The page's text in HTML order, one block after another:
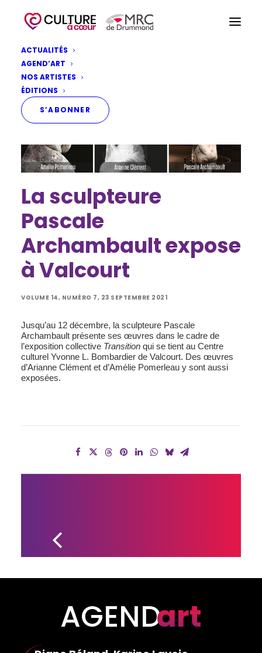
ACTUALITÉS
AGEND’ART
NOS ARTISTES
ÉDITIONS
S’ABONNER
La sculpteure
Pascale
Archambault expose
à Valcourt
VOLUME 14, NUMÉRO 7, 23 SEPTEMBRE 2021
Jusqu’au 12 décembre, la sculpteure Pascale
Archambault présente ses œuvres dans le cadre de
l’exposition collective Transition qui se tient au Centre
culturel Yvonne L. Bombardier de Valcourt. Des œuvres
d’Arianne Clément et d’Amélie Pomerleau y sont aussi
exposées.
AGENDart